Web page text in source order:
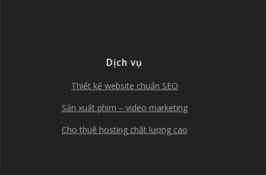
Dịch vụ
Thiết kế website chuẩn SEO
Sản xuất phim – video marketing
Cho thuê hosting chất lượng cao